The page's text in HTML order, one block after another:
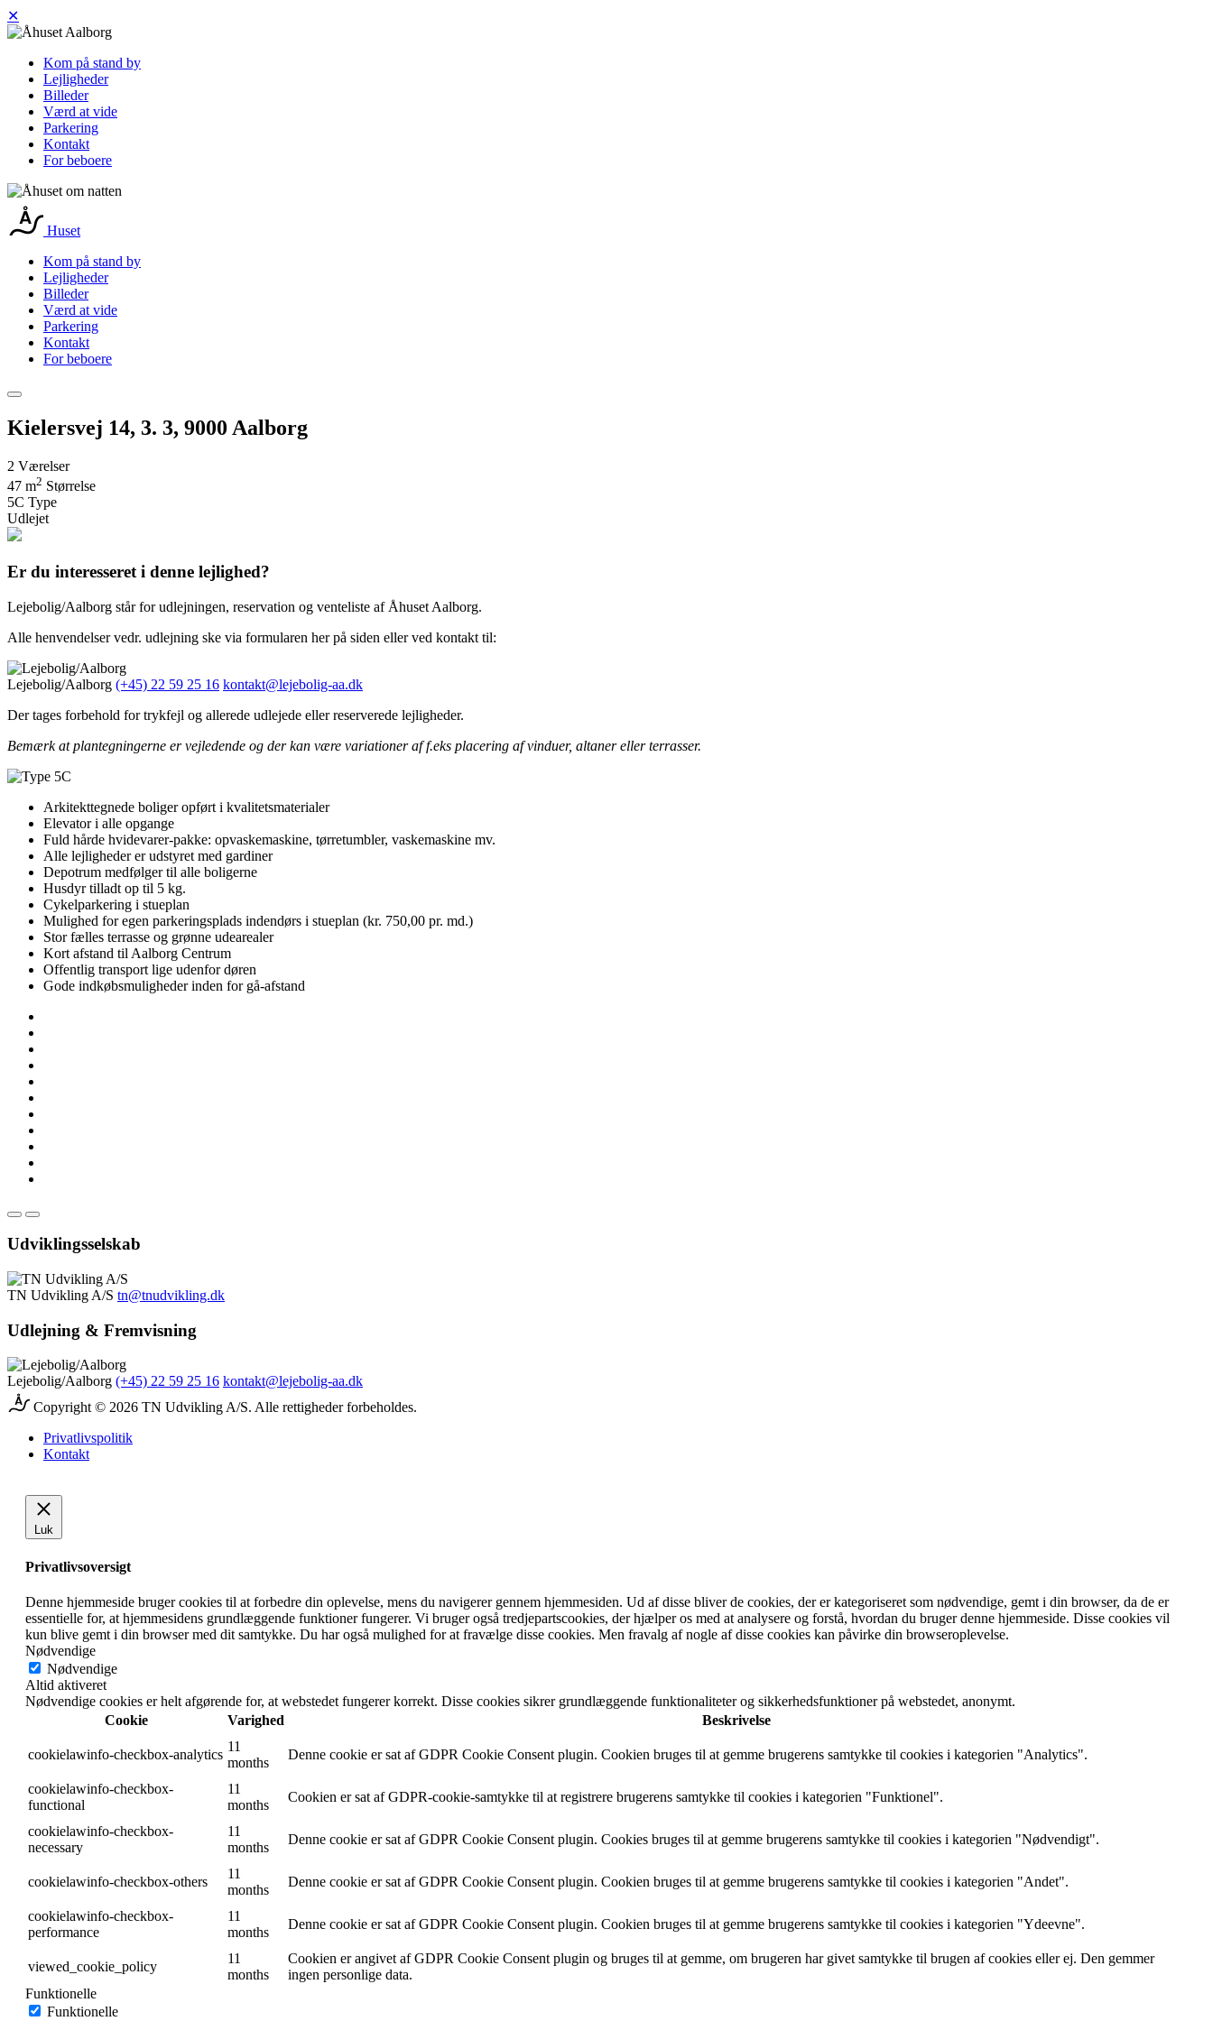
✕
Kom på stand by
Lejligheder
Billeder
Værd at vide
Parkering
Kontakt
For beboere
Huset
Kom på stand by
Lejligheder
Billeder
Værd at vide
Parkering
Kontakt
For beboere
Kielersvej 14, 3. 3, 9000 Aalborg
2 Værelser
47 m2 Størrelse
5C Type
Udlejet
Er du interesseret i denne lejlighed?
Lejebolig/Aalborg står for udlejningen, reservation og venteliste af Åhuset Aalborg.
Alle henvendelser vedr. udlejning ske via formularen her på siden eller ved kontakt til:
Lejebolig/Aalborg (+45) 22 59 25 16 kontakt@lejebolig-aa.dk
Der tages forbehold for trykfejl og allerede udlejede eller reserverede lejligheder.
Bemærk at plantegningerne er vejledende og der kan være variationer af f.eks placering af vinduer, altaner eller terrasser.
Arkitekttegnede boliger opført i kvalitetsmaterialer
Elevator i alle opgange
Fuld hårde hvidevarer-pakke: opvaskemaskine, tørretumbler, vaskemaskine mv.
Alle lejligheder er udstyret med gardiner
Depotrum medfølger til alle boligerne
Husdyr tilladt op til 5 kg.
Cykelparkering i stueplan
Mulighed for egen parkeringsplads indendørs i stueplan (kr. 750,00 pr. md.)
Stor fælles terrasse og grønne udearealer
Kort afstand til Aalborg Centrum
Offentlig transport lige udenfor døren
Gode indkøbsmuligheder inden for gå-afstand
Udviklingsselskab
TN Udvikling A/S tn@tnudvikling.dk
Udlejning & Fremvisning
Lejebolig/Aalborg (+45) 22 59 25 16 kontakt@lejebolig-aa.dk
Copyright © 2026 TN Udvikling A/S. Alle rettigheder forbeholdes.
Privatlivspolitik
Kontakt
Luk
Privatlivsoversigt
Denne hjemmeside bruger cookies til at forbedre din oplevelse, mens du navigerer gennem hjemmesiden. Ud af disse bliver de cookies, der er kategoriseret som nødvendige, gemt i din browser, da de er
essentielle for, at hjemmesidens grundlæggende funktioner fungerer. Vi bruger også tredjepartscookies, der hjælper os med at analysere og forstå, hvordan du bruger denne hjemmeside. Disse cookies vil
kun blive gemt i din browser med dit samtykke. Du har også mulighed for at fravælge disse cookies. Men fravalg af nogle af disse cookies kan påvirke din browseroplevelse.
Nødvendige
Nødvendige
Altid aktiveret
Nødvendige cookies er helt afgørende for, at webstedet fungerer korrekt. Disse cookies sikrer grundlæggende funktionaliteter og sikkerhedsfunktioner på webstedet, anonymt.
Cookie
Varighed Beskrivelse
cookielawinfo-checkbox-analytics
11
months
Denne cookie er sat af GDPR Cookie Consent plugin. Cookien bruges til at gemme brugerens samtykke til cookies i kategorien "Analytics".
cookielawinfo-checkbox-
functional
11
months
Cookien er sat af GDPR-cookie-samtykke til at registrere brugerens samtykke til cookies i kategorien "Funktionel".
cookielawinfo-checkbox-
necessary
11
months
Denne cookie er sat af GDPR Cookie Consent plugin. Cookies bruges til at gemme brugerens samtykke til cookies i kategorien "Nødvendigt".
cookielawinfo-checkbox-others
11
months
Denne cookie er sat af GDPR Cookie Consent plugin. Cookien bruges til at gemme brugerens samtykke til cookies i kategorien "Andet".
cookielawinfo-checkbox-
performance
11
months
Denne cookie er sat af GDPR Cookie Consent plugin. Cookien bruges til at gemme brugerens samtykke til cookies i kategorien "Ydeevne".
viewed_cookie_policy
11
months
Cookien er angivet af GDPR Cookie Consent plugin og bruges til at gemme, om brugeren har givet samtykke til brugen af ​​cookies eller ej. Den gemmer
ingen personlige data.
Funktionelle
Funktionelle